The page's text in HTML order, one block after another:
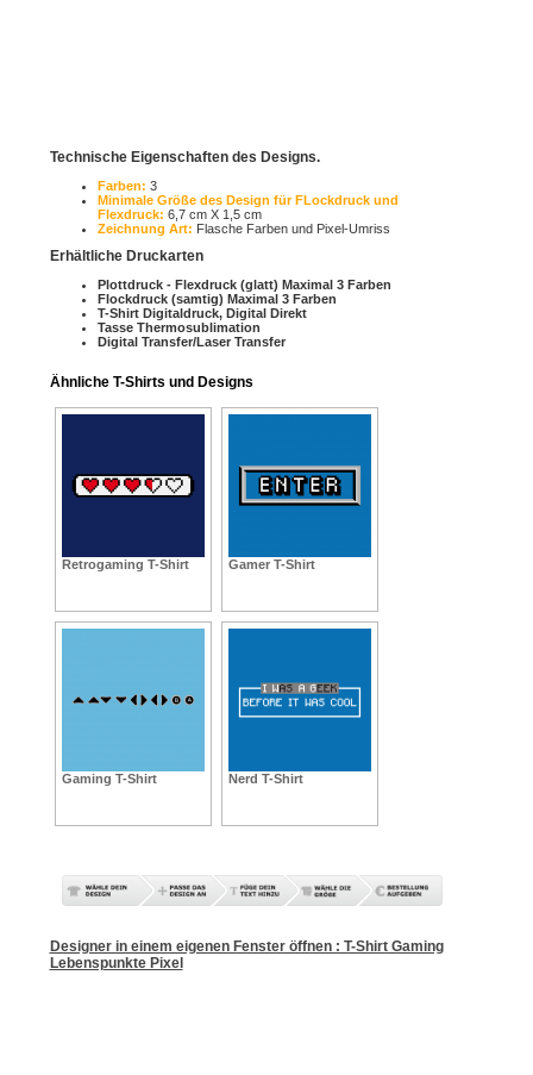
Technische Eigenschaften des Designs.
Farben: 3
Minimale Größe des Design für FLockdruck und
Flexdruck: 6,7 cm X 1,5 cm
Zeichnung Art: Flasche Farben und Pixel-Umriss
Erhältliche Druckarten
Plottdruck - Flexdruck (glatt) Maximal 3 Farben
Flockdruck (samtig) Maximal 3 Farben
T-Shirt Digitaldruck, Digital Direkt
Tasse Thermosublimation
Digital Transfer/Laser Transfer
Ähnliche T-Shirts und Designs
Retrogaming T-Shirt Gamer T-Shirt
Gaming T-Shirt Nerd T-Shirt
Designer in einem eigenen Fenster öffnen : T-Shirt Gaming
Lebenspunkte Pixel